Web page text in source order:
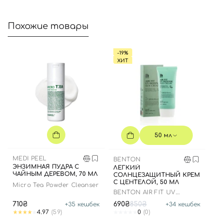
Похожие товары
MEDI PEEL
ЭНЗИМНАЯ ПУДРА С
ЧАЙНЫМ ДЕРЕВОМ, 70 МЛ
Micro Tea Powder Cleanser
710₴ +35 кешбек
4.97 (59)
-19%
ХИТ
50 мл
BENTON
ЛЕГКИЙ
СОЛНЦЕЗАЩИТНЫЙ КРЕМ
С ЦЕНТЕЛОЙ, 50 МЛ
BENTON AIR FIT UV
SPF50
690₴850₴ +34 кешбек
0 (0)